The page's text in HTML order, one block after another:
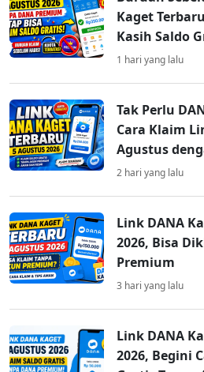
Kaget
Kasih Saldo
1 hari yang lalu
Tak Perlu
Cara Klaim
Agustus
2 hari yang lalu
Link DANA
2026, Bisa
Premium
3 hari yang lalu
Link DANA
2026, Begini